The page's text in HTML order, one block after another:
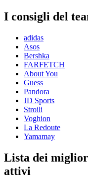
I consigli del
adidas
Asos
Bershka
FARFETCH
About You
Guess
Pandora
JD Sports
Stroili
Voghion
La Redoute
Yamamay
Lista dei
attivi